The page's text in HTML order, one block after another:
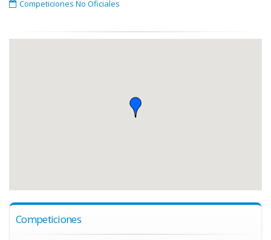
Competiciones No Oficiales
Competiciones